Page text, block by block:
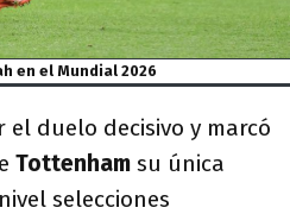
en el Mundial 2026
el duelo decisivo y marcó
Tottenham su única
selecciones